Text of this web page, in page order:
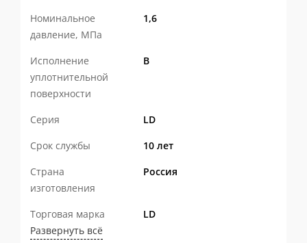
Марочный состав под любые условия
эксплуатации
Стали 20, низколегированной стали
09Г2С и нержавеющей стали 12Х18Н10Т
стандартных инженерных сетях, так и в
условиях экстремально низких
температур или в контакте с
агрессивными средами.
100% инструментальный контроль
каждый изготовленный фланец
Номинальное
давление, МПа
1,6
Исполнение
уплотнительной
поверхности
B
Серия
LD
Срок службы
10 лет
Страна
изготовления
Россия
Торговая марка
LD
Развернуть всё